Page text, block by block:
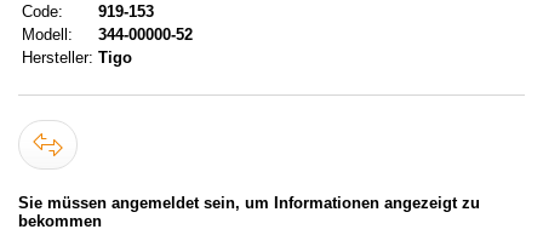
Code:
919-153
Modell:
344-00000-52
Hersteller: Tigo
Sie müssen angemeldet sein, um Informationen angezeigt zu
bekommen